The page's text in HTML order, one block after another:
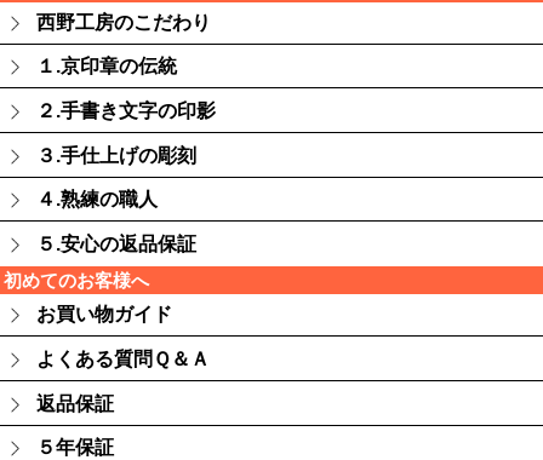
西野工房のこだわり
１.京印章の伝統
２.手書き文字の印影
３.手仕上げの彫刻
４.熟練の職人
５.安心の返品保証
初めてのお客様へ
お買い物ガイド
よくある質問Ｑ＆Ａ
返品保証
５年保証